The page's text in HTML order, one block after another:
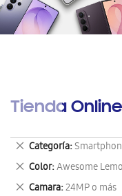
Tienda Online
Categoría
Eliminar
este
artículo
Color Awesome
Eliminar
este
Camara 24MP o más
Eliminar